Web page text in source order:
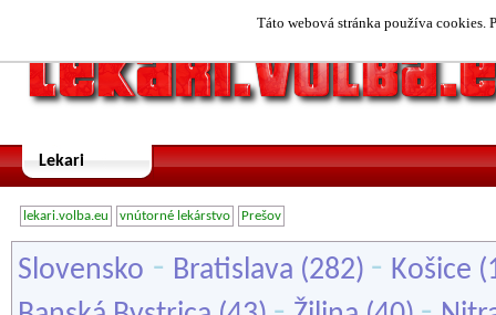
Táto webová stránka používa cookies.
Lekari
lekari.volba.eu vnútorné lekárstvo Prešov
Slovensko - Bratislava (282) - Košice